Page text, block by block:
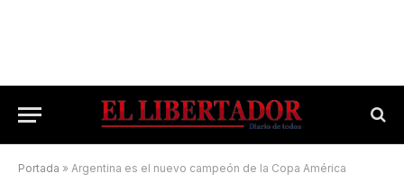
Portada » Argentina es el nuevo campeón de la Copa América